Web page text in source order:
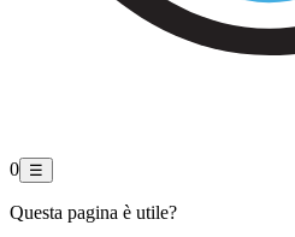
0 ☰
Questa pagina è utile?